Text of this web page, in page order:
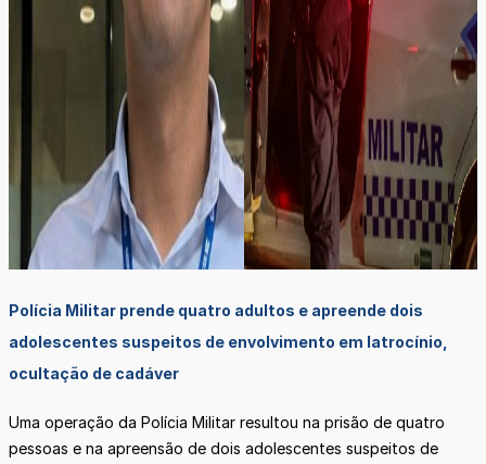
Polícia Militar prende quatro adultos e apreende dois
adolescentes suspeitos de envolvimento em latrocínio,
ocultação de cadáver
Uma operação da Polícia Militar resultou na prisão de quatro
pessoas e na apreensão de dois adolescentes suspeitos de